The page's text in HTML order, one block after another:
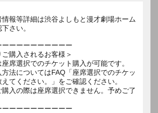
報等詳細は渋谷よしもと漫才劇場ホーム
さい。
ーーーーーーーーー
購入されるお客様＞
席選択でのチケット購入が可能です。
法についてはFAQ「座席選択でのチケッ
えてください。」をご確認ください。
入の際は座席選択できません。予めご了
ーーーーーーーーー